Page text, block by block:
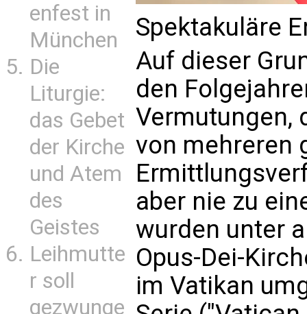
enfest in
München
Die
Liturgie:
das Gebet
der Kirche
und Atem
des
Geistes
Leihmutte
r soll
gezwunge
Spektakuläre
Auf dieser
den
Vermutungen,
von mehreren
aber nie zu
wurden unter
Opus-Dei-
im Vatikan